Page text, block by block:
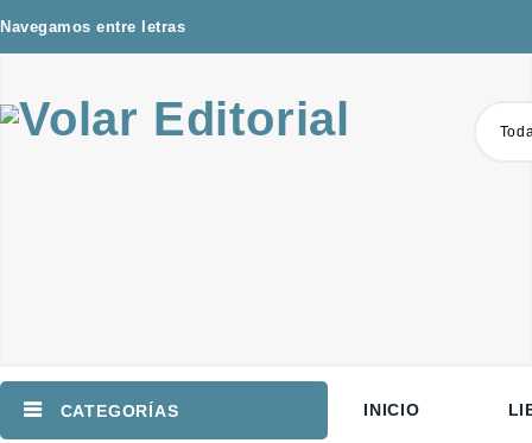
Navegamos entre letras
CATEGORÍAS INICIO